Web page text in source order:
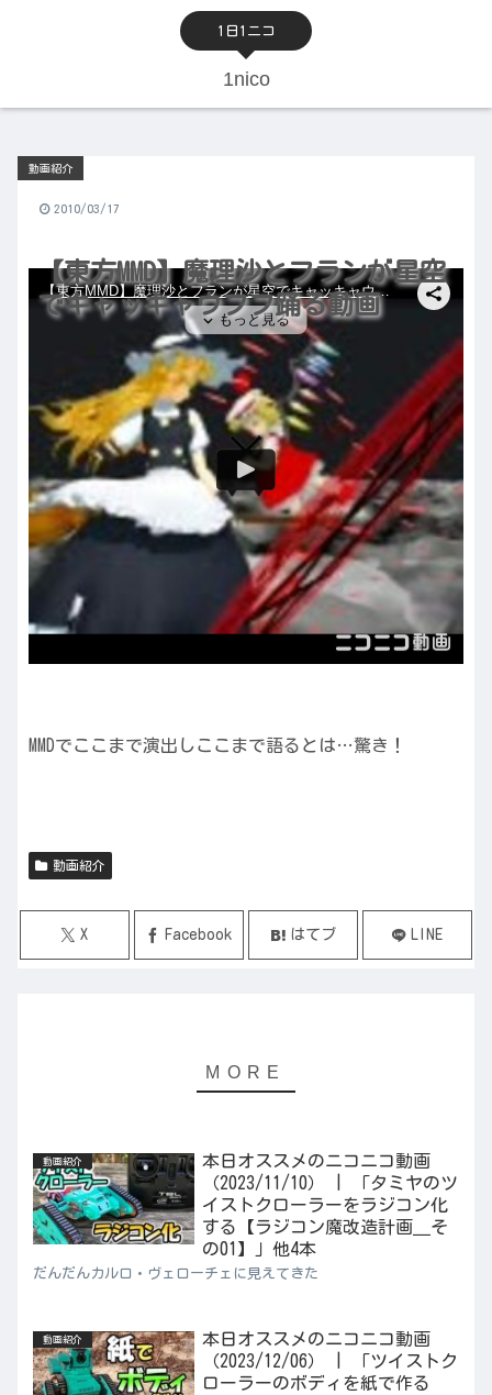
1日1ニコ
1nico
【東方MMD】魔理沙とフランが星空
でキャッキャウフフ踊る動画
動画紹介
2010/03/17
MMDでここまで演出しここまで語るとは…驚き！
動画紹介
X Facebook はてブ LINE
動画紹介
本日オススメのニコニコ動画
（2023/11/10） | 「タミヤのツ
イストクローラーをラジコン化
する【ラジコン魔改造計画＿そ
の01】」他4本
だんだんカルロ・ヴェローチェに見えてきた
動画紹介
本日オススメのニコニコ動画
（2023/12/06） | 「ツイストク
ローラーのボディを紙で作る